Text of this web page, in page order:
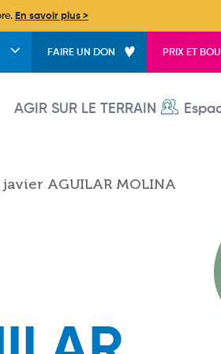
En savoir plus >
FAIRE UN DON PRIX ET
AGIR SUR LE TERRAIN User
javier AGUILAR MOLINA